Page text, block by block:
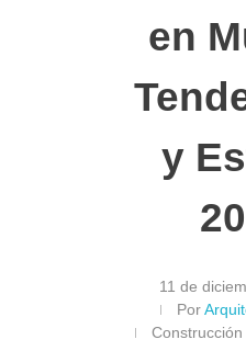
en
y
11 de
Por
Construcción